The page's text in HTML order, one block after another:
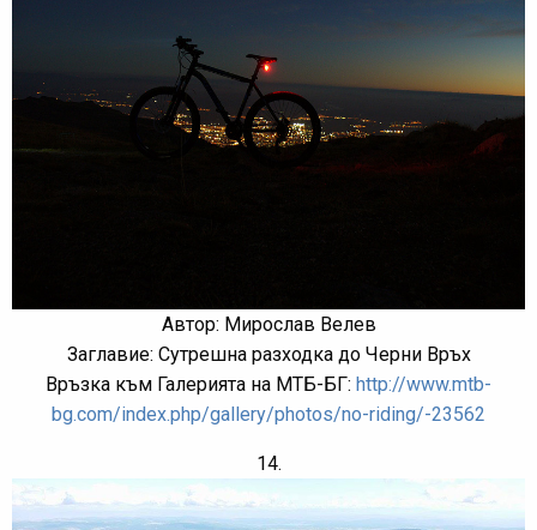
Автор: Мирослав Велев
Заглавие: Сутрешна разходка до Черни Връх
Връзка към Галерията на МТБ-БГ: http://www.mtb-
bg.com/index.php/gallery/photos/no-riding/-23562
14.